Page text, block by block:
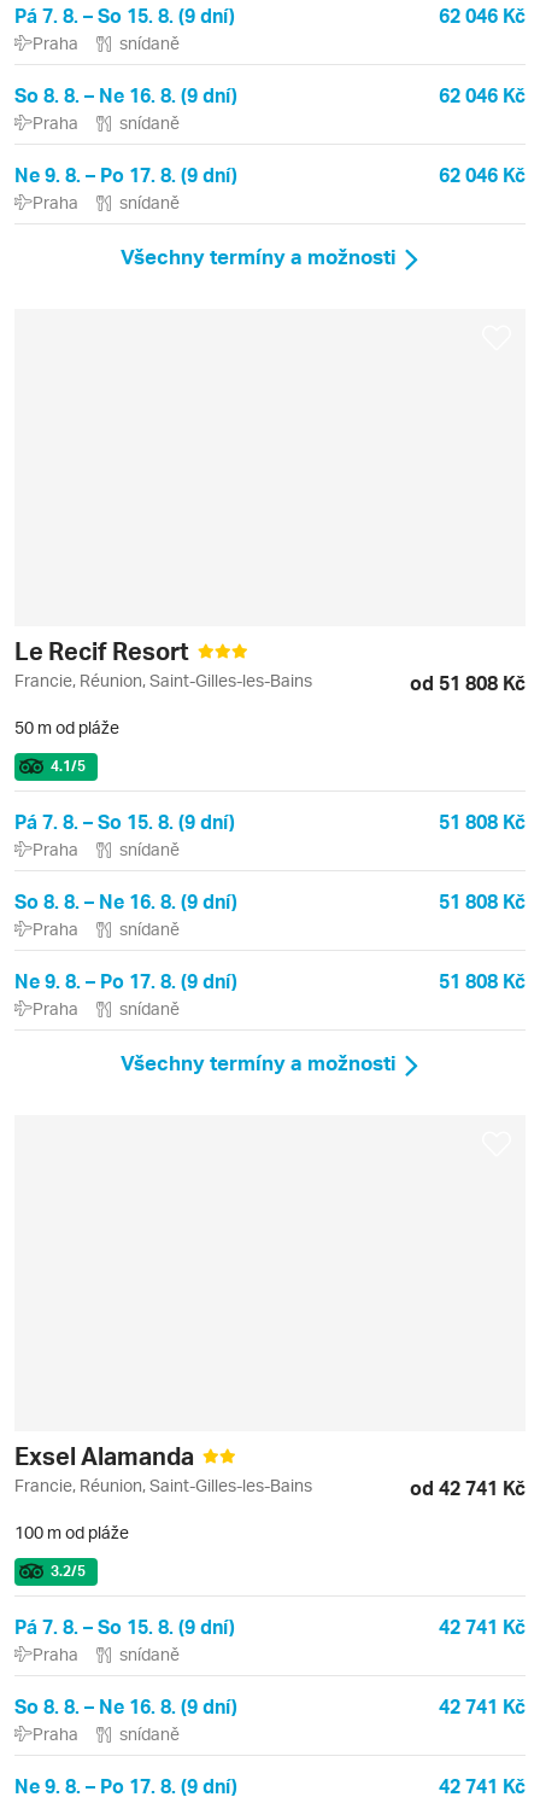
Pá 7. 8. – So 15. 8. (9 dní) 62 046 Kč
Praha snídaně
So 8. 8. – Ne 16. 8. (9 dní) 62 046 Kč
Praha snídaně
Ne 9. 8. – Po 17. 8. (9 dní) 62 046 Kč
Praha snídaně
Všechny termíny a možnosti
Le Recif Resort
Francie, Réunion, Saint-Gilles-les-Bains od 51 808 Kč
50 m od pláže
4.1/5
Pá 7. 8. – So 15. 8. (9 dní) 51 808 Kč
Praha snídaně
So 8. 8. – Ne 16. 8. (9 dní) 51 808 Kč
Praha snídaně
Ne 9. 8. – Po 17. 8. (9 dní) 51 808 Kč
Praha snídaně
Všechny termíny a možnosti
Exsel Alamanda
Francie, Réunion, Saint-Gilles-les-Bains od 42 741 Kč
100 m od pláže
3.2/5
Pá 7. 8. – So 15. 8. (9 dní) 42 741 Kč
Praha snídaně
So 8. 8. – Ne 16. 8. (9 dní) 42 741 Kč
Praha snídaně
Ne 9. 8. – Po 17. 8. (9 dní) 42 741 Kč